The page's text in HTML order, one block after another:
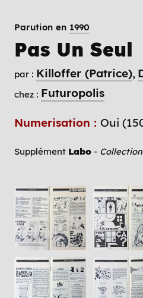
Parution en 1990
Pas Un Seul
par : Killoffer (Patrice)
chez : Futuropolis
Numerisation : Oui
Supplément Labo -